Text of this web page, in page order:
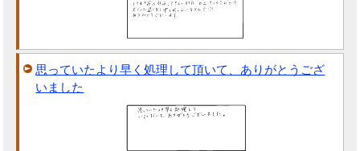
思っていたより早く処理して頂いて、ありがとうござ
いました